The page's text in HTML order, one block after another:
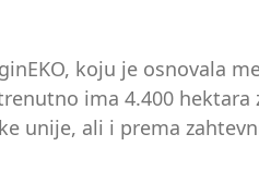
koju je osnovala
ima 4.400 hektara
unije, ali i prema